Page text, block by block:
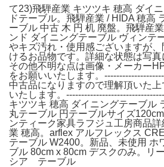
て23)飛騨産業 キツツキ 穂高 ダイ
ドテーブル。飛騨産業 / HIDA 穂高
ーブル 中古 木 円 机 廃盤。飛騨産
ンド ダイニングテーブル ヴィンテ
やキズ汚れ・使用感ございますが
けるお品物です。詳細な状態は写真
その他不明な点は画像・メーカー
をお願いいたします。
中古品になりますので理解頂いた
いたします。
キツツキ 穂高 ダイニングテーブル
丸テーブル 円テーブルサイズ
ンティーク家具ラフジュ工房商品
業 穂高。arflex アルフレックス
テーブル W2400。新品、未使用 ホ
ブル 80cm x 80cm デスクのみ。リ
シア テーブル